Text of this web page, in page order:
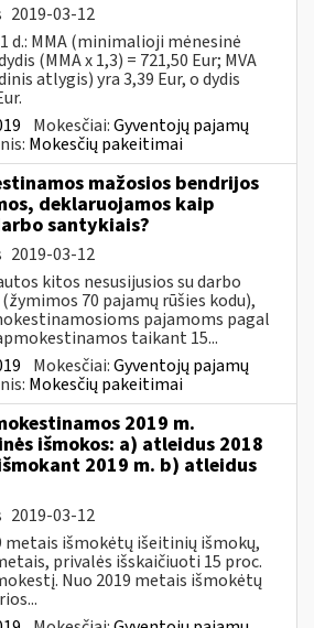
2019-03-12
d.: MMA (minimalioji mėnesinė
(MMA x 1,3) = 721,50 Eur; MVA
atlygis) yra 3,39 Eur, o dydis
Mokesčiai:Gyventojų pajamų
Mokesčių pakeitimai
mažosios bendrijos
deklaruojamos kaip
santykiais?
2019-03-12
kitos nesusijusios su darbo
70 pajamų rūšies kodu),
pajamoms pagal
taikant 15...
Mokesčiai:Gyventojų pajamų
Mokesčių pakeitimai
2019 m.
išmokos: a) atleidus 2018
2019 m. b) atleidus
2019-03-12
metais išmokėtų išeitinių išmokų,
privalės išskaičiuoti 15 proc.
Nuo 2019 metais išmokėtų